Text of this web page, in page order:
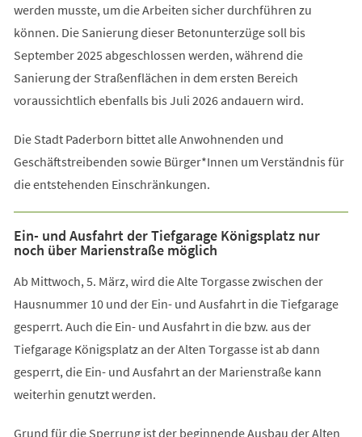
werden musste, um die Arbeiten sicher durchführen zu
können. Die Sanierung dieser Betonunterzüge soll bis
September 2025 abgeschlossen werden, während die
Sanierung der Straßenflächen in dem ersten Bereich
voraussichtlich ebenfalls bis Juli 2026 andauern wird.
Die Stadt Paderborn bittet alle Anwohnenden und
Geschäftstreibenden sowie Bürger*Innen um Verständnis für
die entstehenden Einschränkungen.
Ein- und Ausfahrt der Tiefgarage Königsplatz nur
noch über Marienstraße möglich
Ab Mittwoch, 5. März, wird die Alte Torgasse zwischen der
Hausnummer 10 und der Ein- und Ausfahrt in die Tiefgarage
gesperrt. Auch die Ein- und Ausfahrt in die bzw. aus der
Tiefgarage Königsplatz an der Alten Torgasse ist ab dann
gesperrt, die Ein- und Ausfahrt an der Marienstraße kann
weiterhin genutzt werden.
Grund für die Sperrung ist der beginnende Ausbau der Alten